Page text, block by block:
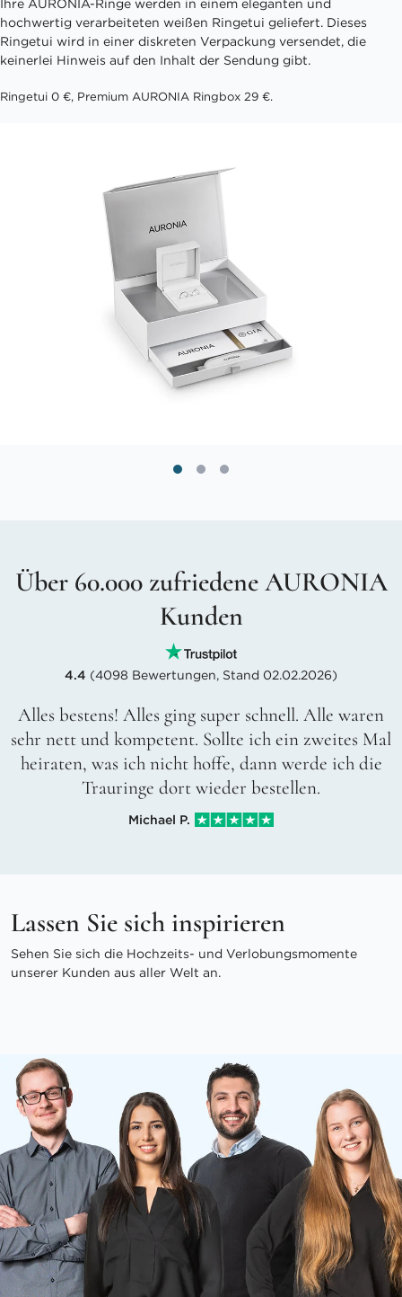
Ihre AURONIA-Ringe werden in einem eleganten und
hochwertig verarbeiteten weißen Ringetui geliefert. Dieses
Ringetui wird in einer diskreten Verpackung versendet, die
keinerlei Hinweis auf den Inhalt der Sendung gibt.
Ringetui 0 €, Premium AURONIA Ringbox 29 €.
Über 60.000 zufriedene AURONIA
Kunden
4.4 (4098 Bewertungen, Stand 02.02.2026)
Alles bestens! Alles ging super schnell. Alle waren
sehr nett und kompetent. Sollte ich ein zweites Mal
heiraten, was ich nicht hoffe, dann werde ich die
Trauringe dort wieder bestellen.
Michael P.
Lassen Sie sich inspirieren
Sehen Sie sich die Hochzeits- und Verlobungsmomente
unserer Kunden aus aller Welt an.